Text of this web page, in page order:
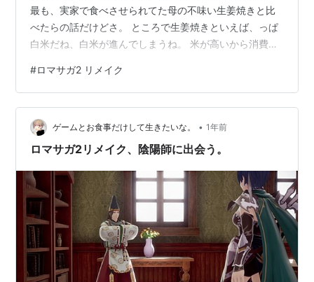
最も、実家で食べさせられてた母の不味い生姜焼きと比
べたらの話だけどさ。 ところで生姜焼きといえば、っぱ
白米だね、白米が進んでしまうね。 米が高いから消費を
もいいけど、私が使ってる飯椀はニトリで買った軽量の
黒いやつ。 www.nitori-net.jp （内側が）白い飯椀より黒
い飯椀の方が、お米の白さが際立って、何となく米が美
味く感じるのよ。 おっと、またしても米が進むような話
をしちまったな。 ファッファッファ。 明日は、１食はど
#ロマサガ2 リメイク
ゲームとお食事だけして生きたいな。 • 1年前
ロマサガ2リメイク、陰陽師に出会う。